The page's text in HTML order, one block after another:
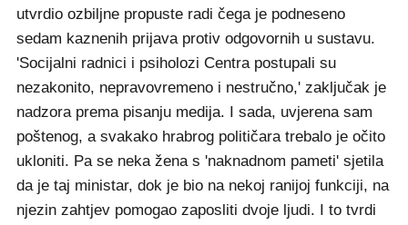
utvrdio ozbiljne propuste radi čega je podneseno
sedam kaznenih prijava protiv odgovornih u sustavu.
'Socijalni radnici i psiholozi Centra postupali su
nezakonito, nepravovremeno i nestručno,' zaključak je
nadzora prema pisanju medija. I sada, uvjerena sam
poštenog, a svakako hrabrog političara trebalo je očito
ukloniti. Pa se neka žena s 'naknadnom pameti' sjetila
da je taj ministar, dok je bio na nekoj ranijoj funkciji, na
njezin zahtjev pomogao zaposliti dvoje ljudi. I to tvrdi